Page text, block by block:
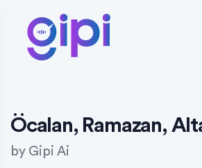
Öcalan, Ramazan,
by Gipi Ai